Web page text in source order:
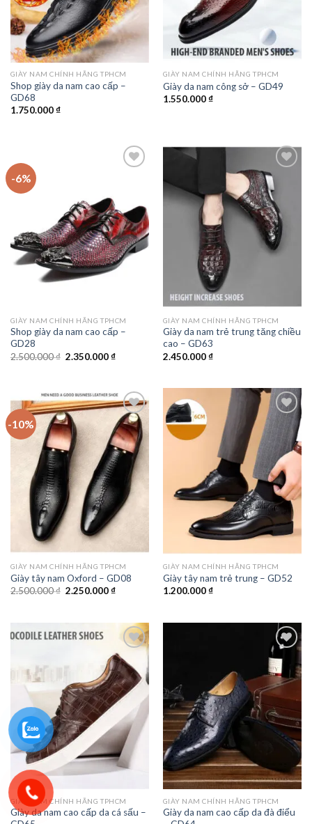
GIÀY NAM CHÍNH HÃNG TPHCM
Shop giày da nam cao cấp –
GD68
1.750.000₫
GIÀY NAM CHÍNH HÃNG TPHCM
Giày da nam công sở – GD49
1.550.000₫
-6%
wishlist
GIÀY NAM CHÍNH HÃNG TPHCM
Shop giày da nam cao cấp –
GD28
2.500.000₫ Giá
2.350.000₫Giá
2.350.000 ₫.
Add to
wishlist
GIÀY NAM CHÍNH HÃNG TPHCM
Giày da nam trẻ trung tăng chiều
cao – GD63
2.450.000₫
-10%
Add to
wishlist
GIÀY NAM CHÍNH HÃNG TPHCM
Giày tây nam Oxford – GD08
2.500.000₫ Giá
2.250.000₫Giá
2.250.000 ₫.
Add to
wishlist
GIÀY NAM CHÍNH HÃNG TPHCM
Giày tây nam trẻ trung – GD52
1.200.000₫
Add to
wishlist
GIÀY NAM CHÍNH HÃNG TPHCM
Giày da nam cao cấp da cá sấu –
Add to
wishlist
GIÀY NAM CHÍNH HÃNG TPHCM
Giày da nam cao cấp da đà điểu